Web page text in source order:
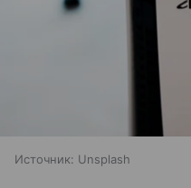
Источник: Unsplash